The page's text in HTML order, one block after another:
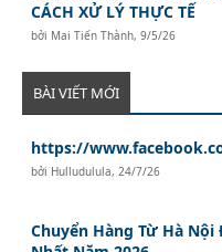
CÁCH XỬ LÝ THỰC TẾ
bởi Mai Tiến Thành,9/5/26
BÀI VIẾT MỚI
https://
bởi Hulludulula, 24/7/26
Chuyển Hàng Từ Hà Nội